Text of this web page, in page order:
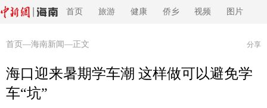
首页 旅游 健康 侨乡 视频 图片
首页 —海南新闻—正文 分享
海口迎来暑期学车潮 这样做可以避免学
车“坑”